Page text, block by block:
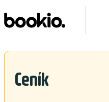
Ceník